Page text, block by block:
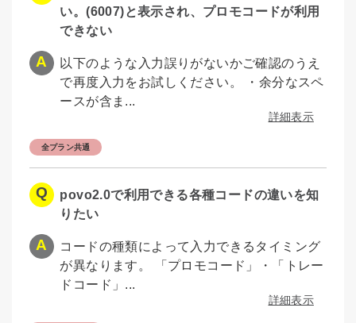
い。(6007)と表示され、プロモコードが利用
できない
以下のような入力誤りがないかご確認のうえ
で再度入力をお試しください。 ・余分なスペ
ースが含ま...
詳細表示
全プラン共通
povo2.0で利用できる各種コードの違いを知
りたい
コードの種類によって入力できるタイミング
が異なります。 「プロモコード」・「トレー
ドコード」...
詳細表示